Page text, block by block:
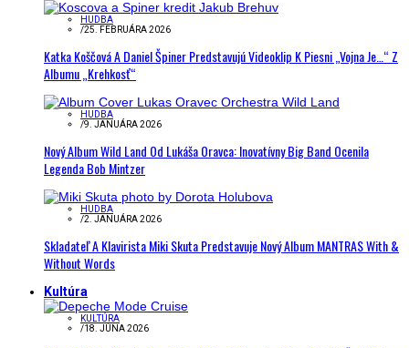
HUDBA
/25. FEBRUÁRA 2026
Katka Koščová A Daniel Špiner Predstavujú Videoklip K Piesni „Vojna Je…“ Z
Albumu „Krehkosť“
HUDBA
/9. JANUÁRA 2026
Nový Album Wild Land Od Lukáša Oravca: Inovatívny Big Band Ocenila
Legenda Bob Mintzer
HUDBA
/2. JANUÁRA 2026
Skladateľ A Klavirista Miki Skuta Predstavuje Nový Album MANTRAS With &
Without Words
Kultúra
KULTÚRA
/18. JÚNA 2026